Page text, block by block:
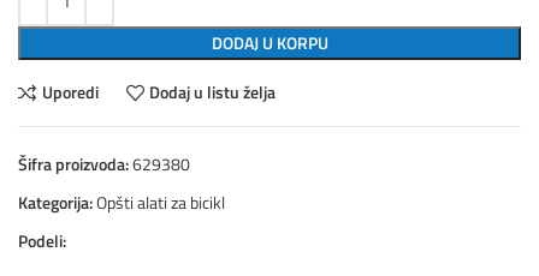
DODAJ U KORPU
Uporedi
Dodaj u listu želja
Šifra proizvoda:629380
Kategorija:Opšti alati za bicikl
Podeli: